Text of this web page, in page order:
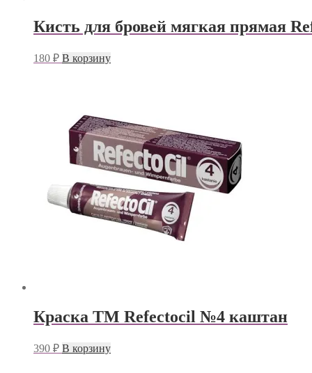
Кисть для бровей мягкая прямая
180 ₽ В корзину
Краска TM Refectocil №4 каштан
390 ₽ В корзину